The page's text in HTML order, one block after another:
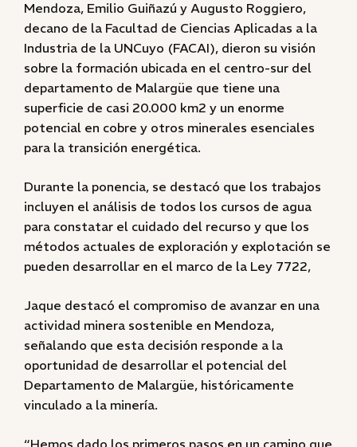
Mendoza, Emilio Guiñazú y Augusto Roggiero,
decano de la Facultad de Ciencias Aplicadas a la
Industria de la UNCuyo (FACAI), dieron su visión
sobre la formación ubicada en el centro-sur del
departamento de Malargüe que tiene una
superficie de casi 20.000 km2 y un enorme
potencial en cobre y otros minerales esenciales
para la transición energética.
Durante la ponencia, se destacó que los trabajos
incluyen el análisis de todos los cursos de agua
para constatar el cuidado del recurso y que los
métodos actuales de exploración y explotación se
pueden desarrollar en el marco de la Ley 7722,
Jaque destacó el compromiso de avanzar en una
actividad minera sostenible en Mendoza,
señalando que esta decisión responde a la
oportunidad de desarrollar el potencial del
Departamento de Malargüe, históricamente
vinculado a la minería.
“Hemos dado los primeros pasos en un camino que